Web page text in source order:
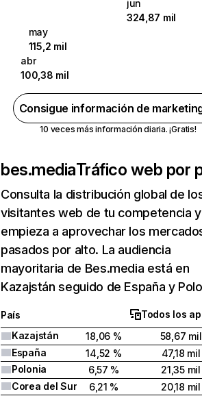
jun
324,87 mil
may
115,2 mil
abr
100,38 mil
Consigue información de
10 veces más información diaria. ¡Gratis!
bes.mediaTráfico web por
Consulta la distribución global de
visitantes web de tu competencia y
empieza a aprovechar los
pasados por alto. La audiencia
mayoritaria de Bes.media está en
Kazajstán seguido de España y
País
Todos los
Kazajstán
18,06 %
58,67 mil
España
14,52 %
47,18 mil
Polonia
6,57 %
21,35 mil
Corea del Sur
6,21 %
20,18 mil